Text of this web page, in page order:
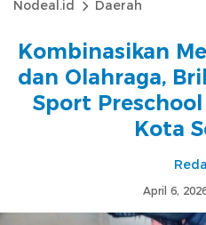
Nodeal.id Daerah
Kombinasikan
dan Olahraga,
Sport
Kota
April 6,